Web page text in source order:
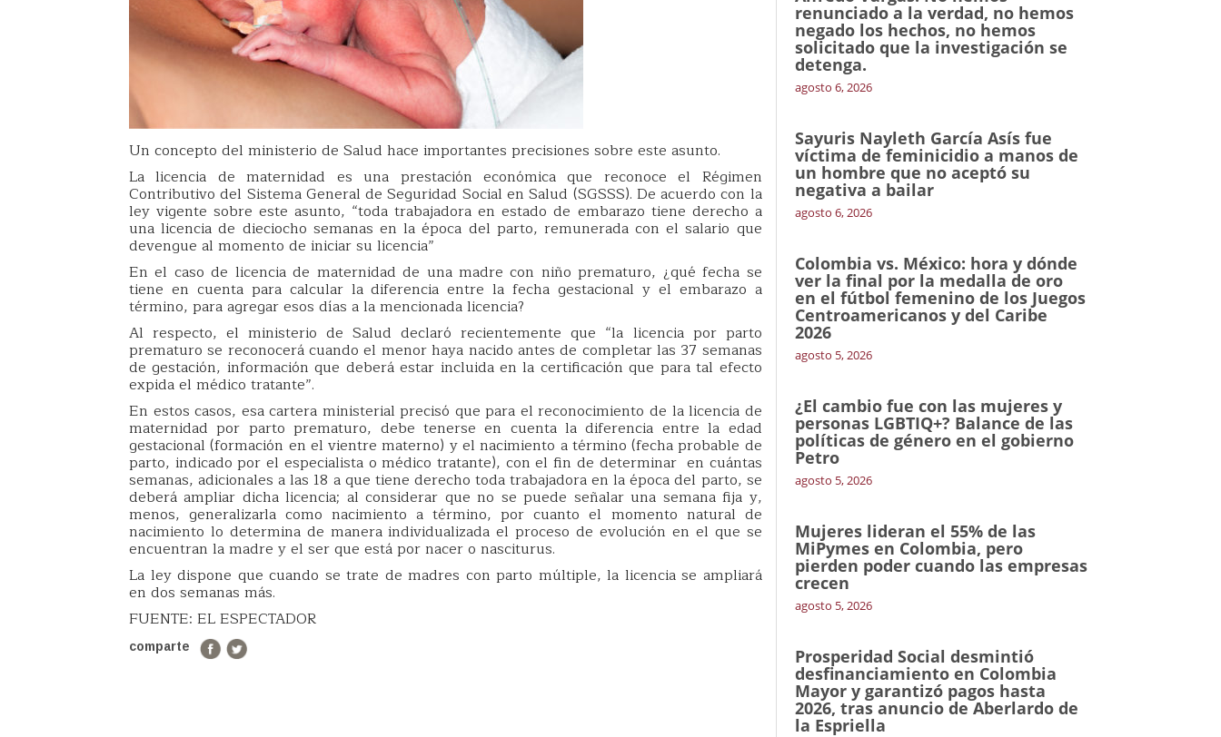
Un concepto del ministerio de Salud hace importantes precisiones sobre este asunto.
La licencia de maternidad es una prestación económica que reconoce el Régimen
Contributivo del Sistema General de Seguridad Social en Salud (SGSSS). De acuerdo con la
ley vigente sobre este asunto, “toda trabajadora en estado de embarazo tiene derecho a
una licencia de dieciocho semanas en la época del parto, remunerada con el salario que
devengue al momento de iniciar su licencia”
En el caso de licencia de maternidad de una madre con niño prematuro, ¿qué fecha se
tiene en cuenta para calcular la diferencia entre la fecha gestacional y el embarazo a
término, para agregar esos días a la mencionada licencia?
Al respecto, el ministerio de Salud declaró recientemente que “la licencia por parto
prematuro se reconocerá cuando el menor haya nacido antes de completar las 37 semanas
de gestación, información que deberá estar incluida en la certificación que para tal efecto
expida el médico tratante”.
En estos casos, esa cartera ministerial precisó que para el reconocimiento de la licencia de
maternidad por parto prematuro, debe tenerse en cuenta la diferencia entre la edad
gestacional (formación en el vientre materno) y el nacimiento a término (fecha probable de
parto, indicado por el especialista o médico tratante), con el fin de determinar en cuántas
semanas, adicionales a las 18 a que tiene derecho toda trabajadora en la época del parto, se
deberá ampliar dicha licencia; al considerar que no se puede señalar una semana fija y,
menos, generalizarla como nacimiento a término, por cuanto el momento natural de
nacimiento lo determina de manera individualizada el proceso de evolución en el que se
encuentran la madre y el ser que está por nacer o nasciturus.
La ley dispone que cuando se trate de madres con parto múltiple, la licencia se ampliará
en dos semanas más.
FUENTE: EL ESPECTADOR
comparte
renunciado a la verdad, no hemos
negado los hechos, no hemos
solicitado que la investigación se
detenga.
agosto 6, 2026
Sayuris Nayleth García Asís fue
víctima de feminicidio a manos de
un hombre que no aceptó su
negativa a bailar
agosto 6, 2026
Colombia vs. México: hora y dónde
ver la final por la medalla de oro
en el fútbol femenino de los Juegos
Centroamericanos y del Caribe
2026
agosto 5, 2026
¿El cambio fue con las mujeres y
personas LGBTIQ+? Balance de las
políticas de género en el gobierno
Petro
agosto 5, 2026
Mujeres lideran el 55% de las
MiPymes en Colombia, pero
pierden poder cuando las empresas
crecen
agosto 5, 2026
Prosperidad Social desmintió
desfinanciamiento en Colombia
Mayor y garantizó pagos hasta
2026, tras anuncio de Aberlardo de
la Espriella